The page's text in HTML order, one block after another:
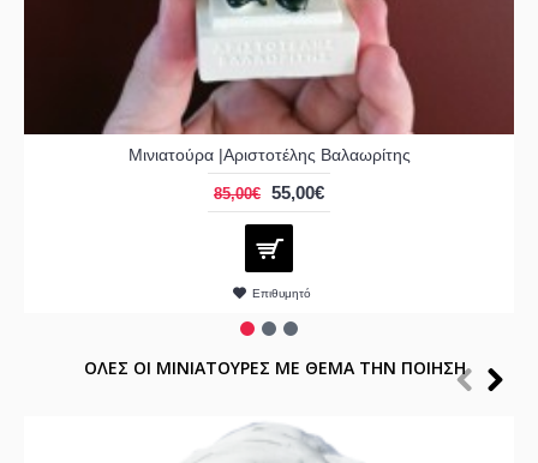
Μινιατούρα |Αριστοτέλης Βαλαωρίτης
85,00€ 55,00€
Επιθυμητό
ΟΛΕΣ ΟΙ ΜΙΝΙΑΤΟΥΡΕΣ ΜΕ ΘΕΜΑ ΤΗΝ ΠΟΙΗΣΗ